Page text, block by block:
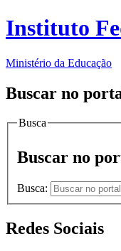
Instituto
Ministério da Educação
Buscar no
Busca
Buscar no
Busca:
Redes Sociais